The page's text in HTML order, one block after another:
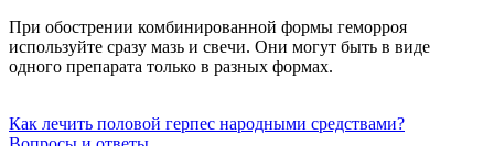
При обострении комбинированной формы геморроя
используйте сразу мазь и свечи. Они могут быть в виде
одного препарата только в разных формах.
Как лечить половой герпес народными средствами?